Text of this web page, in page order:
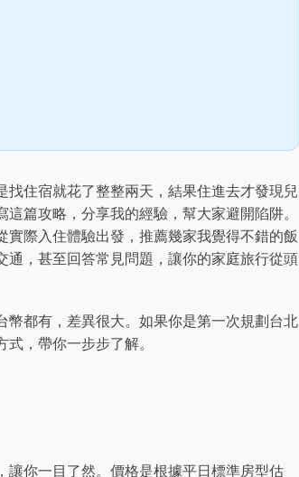
住宿就花了整整兩天，結果住進去才發現兒
篇攻略，分享我的經驗，幫大家避開陷阱。
際入住體驗出發，推薦幾家我覺得不錯的飯
，甚至回答常見問題，讓你的家庭旅行從頭
都有，差異很大。如果你是第一次規劃台北
，帶你一步步了解。
你一目了然。價格是根據平日標準房型估